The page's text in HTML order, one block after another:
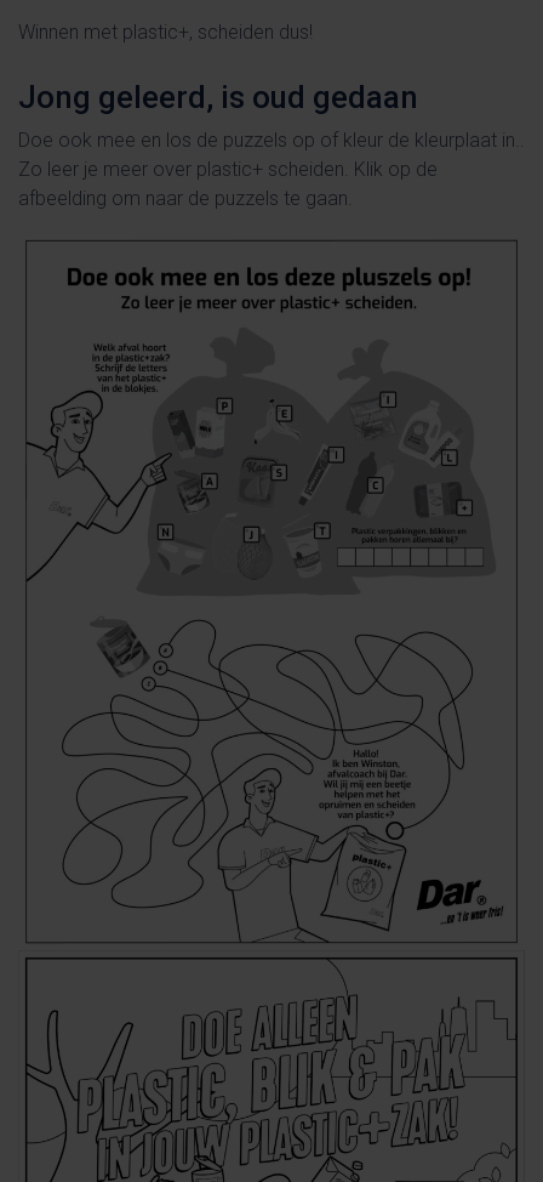
Winnen met plastic+, scheiden dus!
Jong geleerd, is oud gedaan
Doe ook mee en los de puzzels op of kleur de kleurplaat in..
Zo leer je meer over plastic+ scheiden. Klik op de
afbeelding om naar de puzzels te gaan.